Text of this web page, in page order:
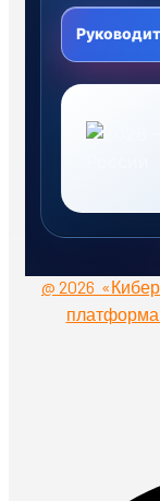
@ 2026
платформа